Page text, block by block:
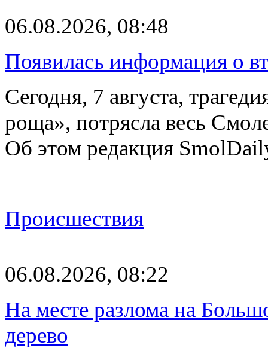
06.08.2026, 08:48
Появилась информация о
Сегодня, 7 августа,
роща», потрясла весь
Об этом редакция
Происшествия
06.08.2026, 08:22
На месте разлома на
дерево